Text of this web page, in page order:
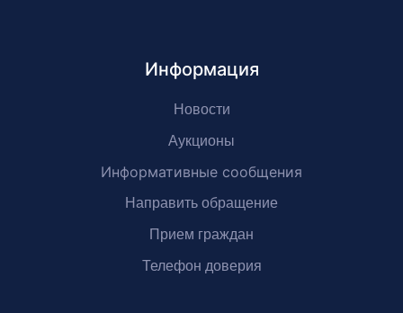
Информация
Новости
Аукционы
Информативные сообщения
Направить обращение
Прием граждан
Телефон доверия